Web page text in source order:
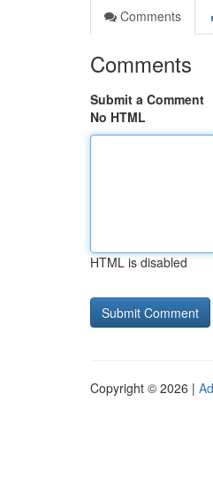
Comments
Comments
Submit a Comment
No HTML
HTML is disabled
Copyright © 2026 |